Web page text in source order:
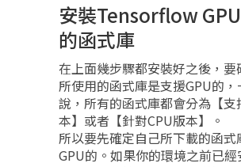
安裝Tensorflow
的函式庫
在上面幾步驟都安裝好之後，要
所使用的函式庫是支援GPU的，
說，所有的函式庫都會分為【支
本】或者【針對CPU版本】。
所以要先確定自己所下載的函式
GPU的。如果你的環境之前已經